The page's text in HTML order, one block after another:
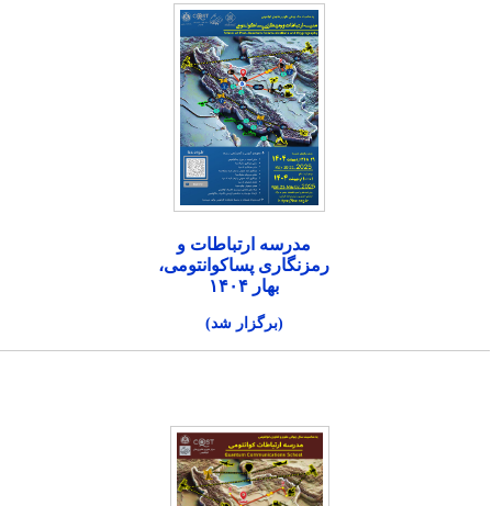
مدرسه ارتباطات و
رمزنگاری پساکوانتومی،
بهار ۱۴۰۴
(برگزار شد)